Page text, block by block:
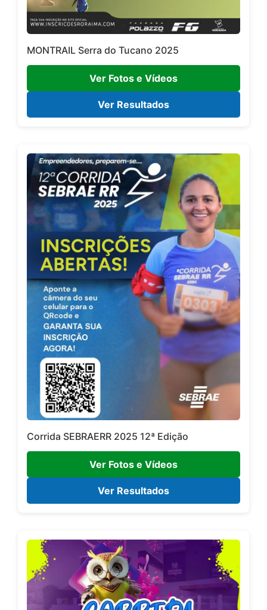
MONTRAIL Serra do Tucano 2025
Ver Fotos e Vídeos
Ver Resultados
Corrida SEBRAERR 2025 12ª Edição
Ver Fotos e Vídeos
Ver Resultados